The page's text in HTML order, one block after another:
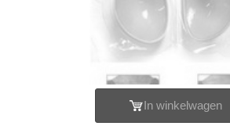
In winkelwagen